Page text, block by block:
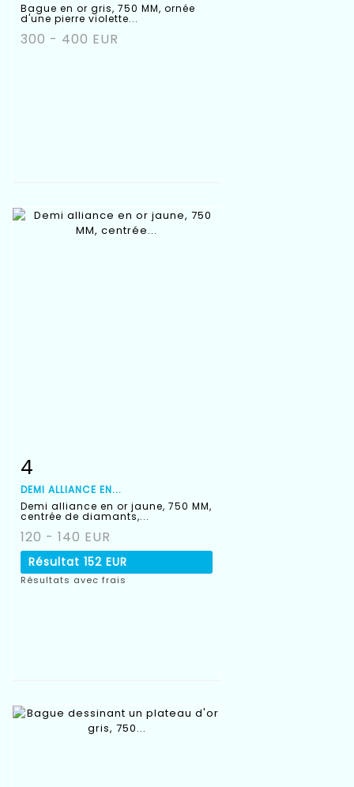
Bague en or gris, 750 MM, ornée
d'une pierre violette...
300 - 400 EUR
Fiche détaillée
4
DEMI ALLIANCE EN...
Demi alliance en or jaune, 750 MM,
centrée de diamants,...
120 - 140 EUR
Résultat 152 EUR
Résultats avec frais